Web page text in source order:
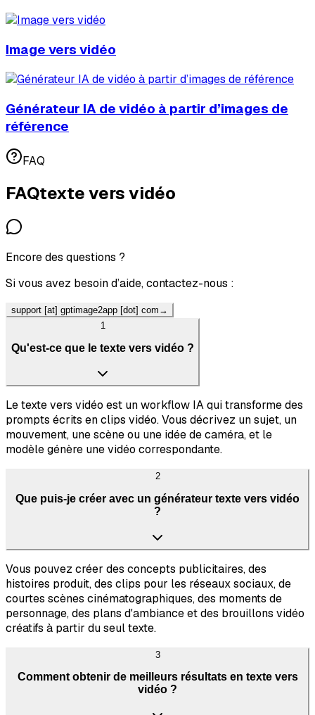
Image vers vidéo
Générateur IA de vidéo à partir d’images de
référence
FAQ
FAQtexte vers vidéo
Encore des questions ?
Si vous avez besoin d’aide, contactez-nous :
support [at] gptimage2app [dot] com →
1
Qu'est-ce que le texte vers vidéo ?
Le texte vers vidéo est un workflow IA qui transforme des
prompts écrits en clips vidéo. Vous décrivez un sujet, un
mouvement, une scène ou une idée de caméra, et le
modèle génère une vidéo correspondante.
2
Que puis-je créer avec un générateur texte vers vidéo
?
Vous pouvez créer des concepts publicitaires, des
histoires produit, des clips pour les réseaux sociaux, de
courtes scènes cinématographiques, des moments de
personnage, des plans d'ambiance et des brouillons vidéo
créatifs à partir du seul texte.
3
Comment obtenir de meilleurs résultats en texte vers
vidéo ?